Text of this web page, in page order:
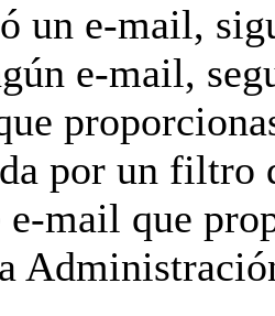
un e-mail,
e-mail,
por un filtro
mail que